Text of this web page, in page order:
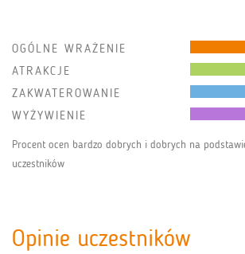
OGÓLNE WRAŻENIE
ATRAKCJE
ZAKWATEROWANIE
WYŻYWIENIE
Procent ocen bardzo dobrych i dobrych na
uczestników
Opinie uczestników